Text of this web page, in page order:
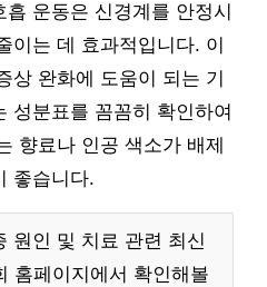
운동은 신경계를 안정시
이는 데 효과적입니다. 이
상 완화에 도움이 되는 기
성분표를 꼼꼼히 확인하여
향료나 인공 색소가 배제
좋습니다.
원인 및 치료 관련 최신
홈페이지에서 확인해볼